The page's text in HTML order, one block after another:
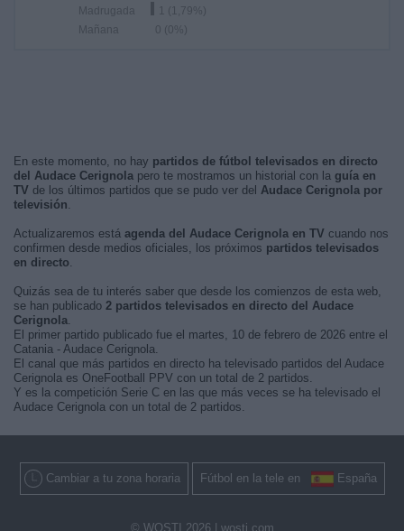
Madrugada
1 (1,79%)
Mañana
0 (0%)
En este momento, no hay partidos de fútbol televisados en directo
del Audace Cerignola pero te mostramos un historial con la guía en
TV de los últimos partidos que se pudo ver del Audace Cerignola por
televisión.
Actualizaremos está agenda del Audace Cerignola en TV cuando nos
confirmen desde medios oficiales, los próximos partidos televisados
en directo.
Quizás sea de tu interés saber que desde los comienzos de esta web,
se han publicado 2 partidos televisados en directo del Audace
Cerignola.
El primer partido publicado fue el martes, 10 de febrero de 2026 entre el
Catania - Audace Cerignola.
El canal que más partidos en directo ha televisado partidos del Audace
Cerignola es OneFootball PPV con un total de 2 partidos.
Y es la competición Serie C en las que más veces se ha televisado el
Audace Cerignola con un total de 2 partidos.
Cambiar a tu zona horaria Fútbol en la tele en España
© WOSTI 2026 | wosti.com